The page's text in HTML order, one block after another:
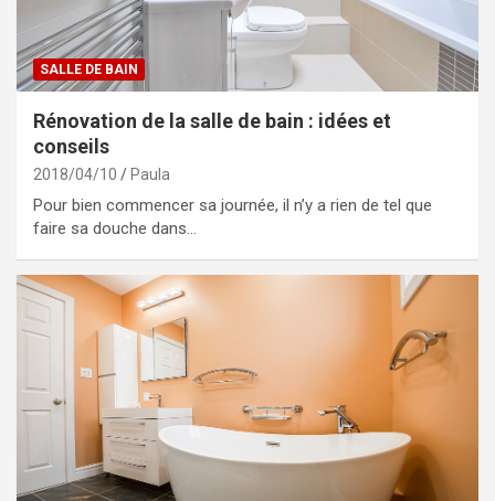
SALLE DE BAIN
Rénovation de la salle de bain : idées et
conseils
2018/04/10 Paula
Pour bien commencer sa journée, il n’y a rien de tel que
faire sa douche dans…